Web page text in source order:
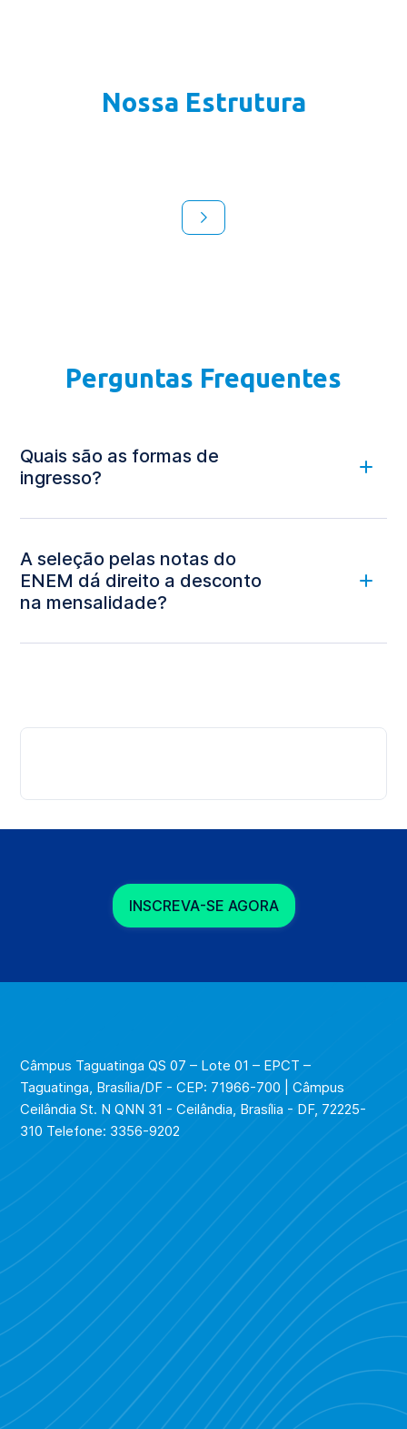
Nossa Estrutura
Perguntas Frequentes
Quais são as formas de
ingresso?
A seleção pelas notas do
ENEM dá direito a desconto
na mensalidade?
INSCREVA-SE AGORA
Câmpus Taguatinga QS 07 – Lote 01 – EPCT –
Taguatinga, Brasília/DF - CEP: 71966-700 | Câmpus
Ceilândia St. N QNN 31 - Ceilândia, Brasília - DF, 72225-
310 Telefone: 3356-9202